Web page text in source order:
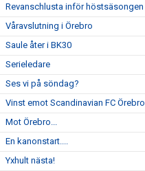
Revanschlusta inför höstsäsongen
Våravslutning i Örebro
Saule åter i BK30
Serieledare
Ses vi på söndag?
Vinst emot Scandinavian FC Örebro
Mot Örebro...
En kanonstart....
Yxhult nästa!